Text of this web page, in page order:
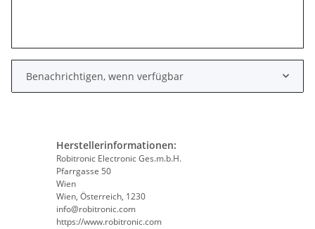
Benachrichtigen, wenn verfügbar
Herstellerinformationen:
Robitronic Electronic Ges.m.b.H.
Pfarrgasse 50
Wien
Wien, Österreich, 1230
info@robitronic.com
https://www.robitronic.com